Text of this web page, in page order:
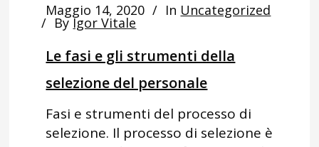
Maggio 14, 2020 In Uncategorized
By Igor Vitale
Le fasi e gli strumenti della
selezione del personale
Fasi e strumenti del processo di
selezione. Il processo di selezione è